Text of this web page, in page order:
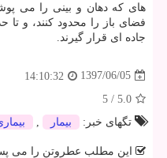
های كه دهان و بینی را می
فضای باز را محدود كنند، و تا
جاده ای قرار گیرند.
1397/06/05
14:10:32
5.0
/
5
تگهای خبر:
بیمار ,
این مطلب عطروتن را می